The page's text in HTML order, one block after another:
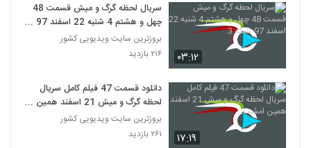
۰۳:۱۲
سریال لحظه گرگ و میش قسمت 48
چهل و هشتم 4 شنبه 22 اسفند 97
شبکه 3
بروزترین سایت ویدیویی کشور
۲۱۶ بازدید
۱۷:۱۹
دانلود قسمت 47 فیلم کامل سریال
لحظه گرگ و میش 21 اسفند همین
امشب
بروزترین سایت ویدیویی کشور
۲۶۱ بازدید